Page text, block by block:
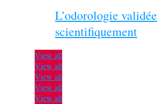
L’odorologie validée
scientifiquement
View all
View all
View all
View all
View all